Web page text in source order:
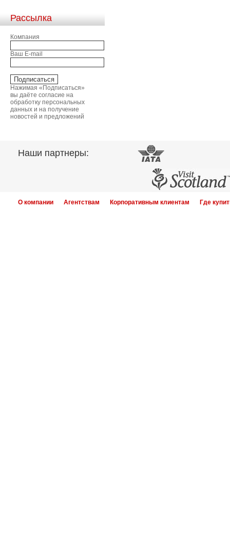
Рассылка
Компания
Ваш E-mail
Нажимая «Подписаться»
вы даёте согласие на
обработку персональных
данных и на получение
новостей и предложений
Наши партнеры:
О компании Агентствам Корпоративным клиентам Где